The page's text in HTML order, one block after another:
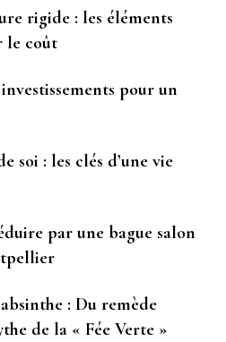
rigide : les éléments
le coût
pour un
soi : les clés d’une vie
par une bague salon
: Du remède
de la « Fée Verte »